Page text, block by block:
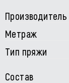
Производитель
Метраж
Тип пряжи
Состав